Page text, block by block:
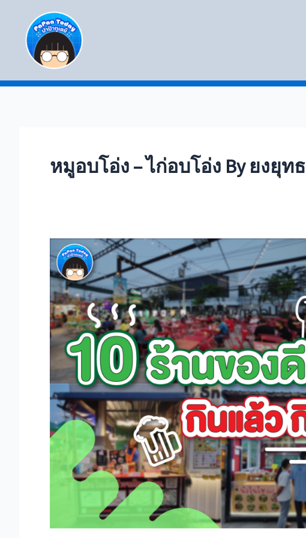
content
หมูอบโอ่ง – ไก่อบโอ่ง By ยงยุทธ
ร้าน
ของดี
อุดม
สุข
วอล์ค
กิน
ซ้ำ
กิน
อีก